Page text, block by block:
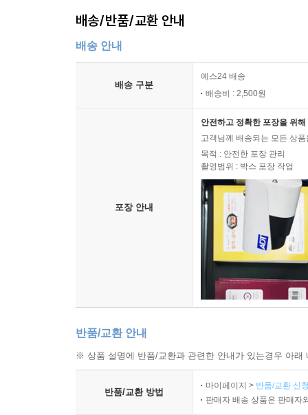
배송/반품/교환 안내
배송 안내
배송 구분
예스24 배송
배송비 : 2,500원
포장 안내
안전하고 정확한 포장을 위
고객님께 배송되는 모든 상
목적 : 안전한 포장 관리
촬영범위 : 박스 포장 작업
반품/교환 안내
※ 상품 설명에 반품/교환과 관련한 안내가 있는경우 아
반품/교환 방법
마이페이지 > 반품/교환 신
판매자 배송 상품은 판매자